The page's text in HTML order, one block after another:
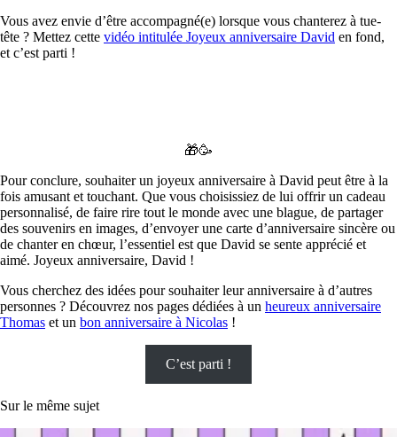
Vous avez envie d’être accompagné(e) lorsque vous chanterez à tue-
tête ? Mettez cette vidéo intitulée Joyeux anniversaire David en fond,
et c’est parti !
🎁🥳
Pour conclure, souhaiter un joyeux anniversaire à David peut être à la
fois amusant et touchant. Que vous choisissiez de lui offrir un cadeau
personnalisé, de faire rire tout le monde avec une blague, de partager
des souvenirs en images, d’envoyer une carte d’anniversaire sincère ou
de chanter en chœur, l’essentiel est que David se sente apprécié et
aimé. Joyeux anniversaire, David !
Vous cherchez des idées pour souhaiter leur anniversaire à d’autres
personnes ? Découvrez nos pages dédiées à un heureux anniversaire
Thomas et un bon anniversaire à Nicolas !
C’est parti !
Sur le même sujet